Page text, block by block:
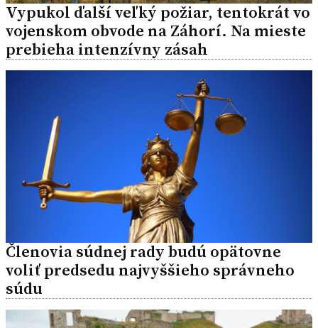
Vypukol ďalší veľký požiar, tentokrát vo
vojenskom obvode na Záhorí. Na mieste
prebieha intenzívny zásah
Členovia súdnej rady budú opätovne
voliť predsedu najvyššieho správneho
súdu